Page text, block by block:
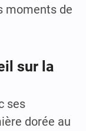
moments de
sur la
ses
dorée au